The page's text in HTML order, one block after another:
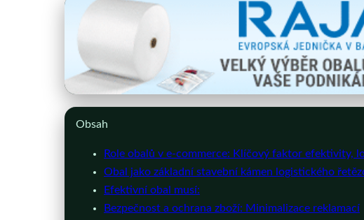
eshop-obalove-materialy.cz
Jak Obaly Ovlivňují
27. 3. 2026· 9 min čtení · Autor: Jan Blažek
Obsah
Role obalů v e-commerce: Klíčový faktor efektivity,
Obal jako základní stavební kámen logistického
Efektivní obal musí:
Bezpečnost a ochrana zboží: Minimalizace reklamací